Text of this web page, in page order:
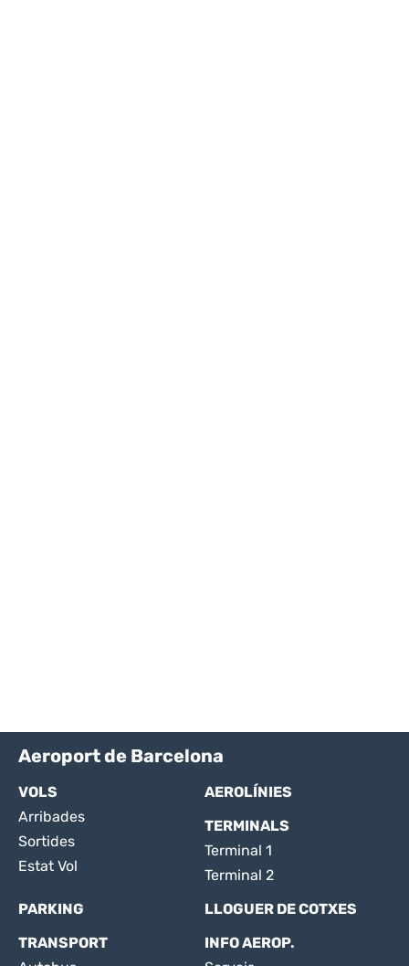
Aeroport de Barcelona
VOLS
Arribades
Sortides
Estat Vol
AEROLÍNIES
TERMINALS
Terminal 1
Terminal 2
PARKING
LLOGUER DE COTXES
TRANSPORT
INFO AEROP.